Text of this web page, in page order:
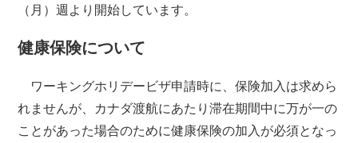
（月）週より開始しています。
健康保険について
ワーキングホリデービザ申請時に、保険加入は求めら
れませんが、カナダ渡航にあたり滞在期間中に万が一の
ことがあった場合のために健康保険の加入が必須となっ